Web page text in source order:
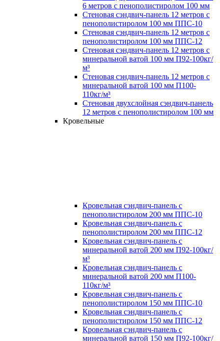
6 метров с пенополистиролом 100 мм
Стеновая сэндвич-панель 12 метров с
пенополистиролом 100 мм ППС-10
Стеновая сэндвич-панель 12 метров с
пенополистиролом 100 мм ППС-12
Стеновая сэндвич-панель 12 метров с
минеральной ватой 100 мм П92-100кг/
м³
Стеновая сэндвич-панель 12 метров с
минеральной ватой 100 мм П100-
110кг/м³
Стеновая двухслойная сэндвич-панель
12 метров с пенополистиролом 100 мм
Кровельные
Кровельная сэндвич-панель с
пенополистиролом 200 мм ППС-10
Кровельная сэндвич-панель с
пенополистиролом 200 мм ППС-12
Кровельная сэндвич-панель с
минеральной ватой 200 мм П92-100кг/
м³
Кровельная сэндвич-панель с
минеральной ватой 200 мм П100-
110кг/м³
Кровельная сэндвич-панель с
пенополистиролом 150 мм ППС-10
Кровельная сэндвич-панель с
пенополистиролом 150 мм ППС-12
Кровельная сэндвич-панель с
минеральной ватой 150 мм П92-100кг/